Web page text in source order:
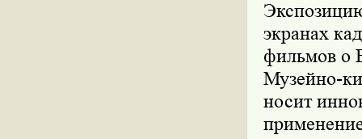
экранах
фильмов о
Музейно-
носит